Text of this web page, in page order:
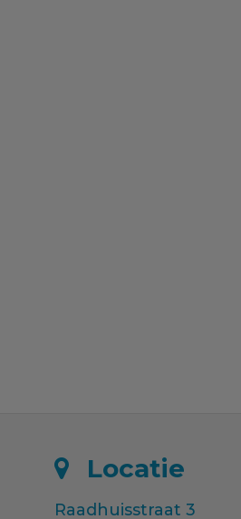
Locatie
Raadhuisstraat 3